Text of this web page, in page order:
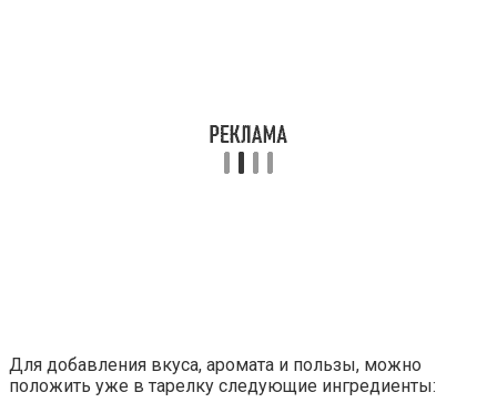
Для добавления вкуса, аромата и пользы, можно
положить уже в тарелку следующие ингредиенты: